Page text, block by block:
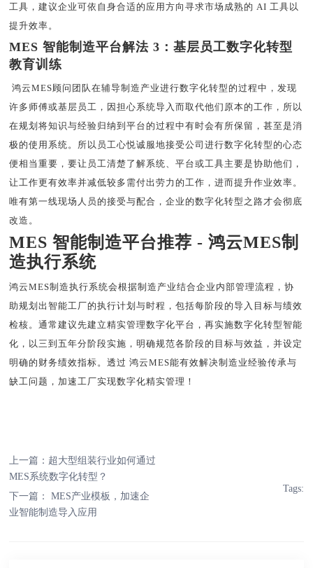
工具，建议企业可依自身合适的应用方向寻求市场成熟的 AI 工具以
提升效率。
MES智能制造平台解法 3：基层员工数字化转型
教育训练
鸿云MES顾问团队在辅导制造产业进行数字化转型 的过程中，发现
许多师傅或基层员工，因担心系统导入而取代他们原本的工作，所以
在规划将知识与经验归纳到平台的过程中有时会有所保留，甚至是消
极的使用系统。所以员工心悦诚服地接受公司进行数字化转型 的心态
便相当重要，要让员工清楚了解系统、平台或工具主要是协助他们，
让工作更有效率并减低较多需付出劳力的工作，进而提升作业效率。
唯有第一线现场人员的接受与配合，企业的数字化转型 之路才会彻底
改造。
MES智能制造平台推荐 -鸿云MES制
造执行系统
鸿云MES制造执行系统会根据制造产业结合企业内部管理流程，协
助规划出智能工厂的执行计划与时程，包括每阶段的导入目标与绩效
检核。通常建议先建立精实管理数字化平台，再实施数字化转型智能
化，以三到五年分阶段实施，明确规范各阶段的目标与效益，并设定
明确的财务绩效指标。透过 鸿云MES能有效解决制造业经验传承与
缺工问题，加速工厂实现数字化精实管理！
上一篇： 超大型组装行业如何通过
MES系统数字化转型？
下一篇：
MES产业模板，加速企
业智能制造导入应用
Tags: